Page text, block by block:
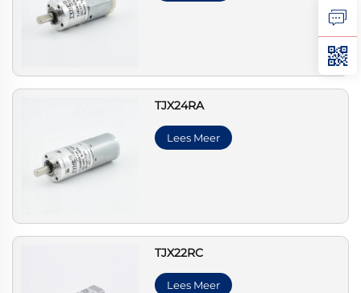
TJX24RA
Lees Meer
TJX22RC
Lees Meer